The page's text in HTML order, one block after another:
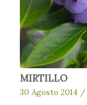
MIRTILLO
30 Agosto 2014 /